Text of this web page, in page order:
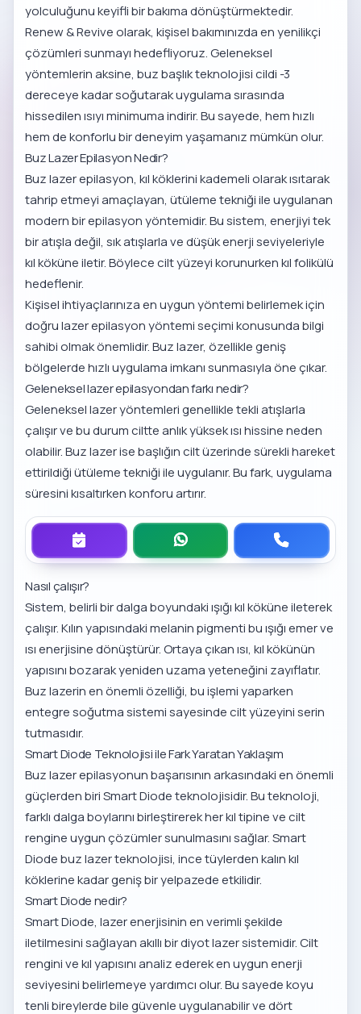
yolculuğunu keyifli bir bakıma dönüştürmektedir.
Renew & Revive olarak, kişisel bakımınızda en yenilikçi
çözümleri sunmayı hedefliyoruz. Geleneksel
yöntemlerin aksine, buz başlık teknolojisi cildi -3
dereceye kadar soğutarak uygulama sırasında
hissedilen ısıyı minimuma indirir. Bu sayede, hem hızlı
hem de konforlu bir deneyim yaşamanız mümkün olur.
Buz Lazer Epilasyon Nedir?
Buz lazer epilasyon, kıl köklerini kademeli olarak ısıtarak
tahrip etmeyi amaçlayan, ütüleme tekniği ile uygulanan
modern bir epilasyon yöntemidir. Bu sistem, enerjiyi tek
bir atışla değil, sık atışlarla ve düşük enerji seviyeleriyle
kıl köküne iletir. Böylece cilt yüzeyi korunurken kıl folikülü
hedeflenir.
Kişisel ihtiyaçlarınıza en uygun yöntemi belirlemek için
doğru lazer epilasyon yöntemi seçimikonusunda bilgi
sahibi olmak önemlidir. Buz lazer, özellikle geniş
bölgelerde hızlı uygulama imkanı sunmasıyla öne çıkar.
Geleneksel lazer epilasyondan farkı nedir?
Geleneksel lazer yöntemleri genellikle tekli atışlarla
çalışır ve bu durum ciltte anlık yüksek ısı hissine neden
olabilir. Buz lazer ise başlığın cilt üzerinde sürekli hareket
ettirildiği ütüleme tekniği ile uygulanır. Bu fark, uygulama
süresini kısaltırken konforu artırır.
Nasıl çalışır?
Sistem, belirli bir dalga boyundaki ışığı kıl köküne ileterek
çalışır. Kılın yapısındaki melanin pigmenti bu ışığı emer ve
ısı enerjisine dönüştürür. Ortaya çıkan ısı, kıl kökünün
yapısını bozarak yeniden uzama yeteneğini zayıflatır.
Buz lazerin en önemli özelliği, bu işlemi yaparken
entegre soğutma sistemi sayesinde cilt yüzeyini serin
tutmasıdır.
Smart Diode Teknolojisi ile Fark Yaratan Yaklaşım
Buz lazer epilasyonun başarısının arkasındaki en önemli
güçlerden biri Smart Diode teknolojisidir. Bu teknoloji,
farklı dalga boylarını birleştirerek her kıl tipine ve cilt
rengine uygun çözümler sunulmasını sağlar.Smart
Diode buz lazer teknolojisi, ince tüylerden kalın kıl
köklerine kadar geniş bir yelpazede etkilidir.
Smart Diode nedir?
Smart Diode, lazer enerjisinin en verimli şekilde
iletilmesini sağlayan akıllı bir diyot lazer sistemidir. Cilt
rengini ve kıl yapısını analiz ederek en uygun enerji
seviyesini belirlemeye yardımcı olur. Bu sayede koyu
tenli bireylerde bile güvenle uygulanabilir ve dört